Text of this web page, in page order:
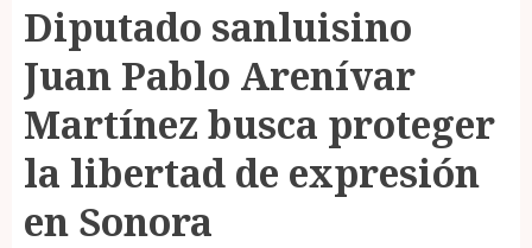
Diputado sanluisino
Juan Pablo Arenívar
Martínez busca proteger
la libertad de expresión
en Sonora